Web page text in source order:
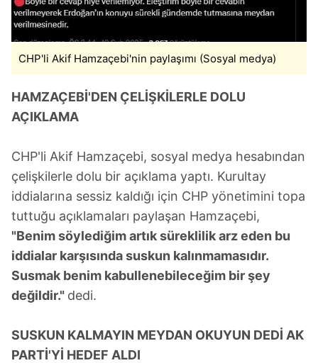
CHP'li Akif Hamzaçebi'nin paylaşımı (Sosyal medya)
HAMZAÇEBİ'DEN ÇELİŞKİLERLE DOLU
AÇIKLAMA
CHP'li Akif Hamzaçebi, sosyal medya hesabından
çelişkilerle dolu bir açıklama yaptı. Kurultay
iddialarına sessiz kaldığı için CHP yönetimini topa
tuttuğu açıklamaları paylaşan Hamzaçebi,
"Benim söylediğim artık süreklilik arz eden bu
iddialar karşısında suskun kalınmamasıdır.
Susmak benim kabullenebileceğim bir şey
değildir." dedi.
SUSKUN KALMAYIN MEYDAN OKUYUN DEDİ AK
PARTİ'Yİ HEDEF ALDI